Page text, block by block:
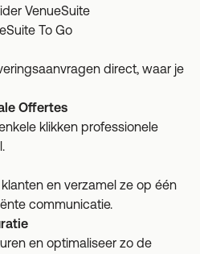
VenueSuite
To Go
direct, waar je
Offertes
klikken professionele
en verzamel ze op één
communicatie.
en optimaliseer zo de